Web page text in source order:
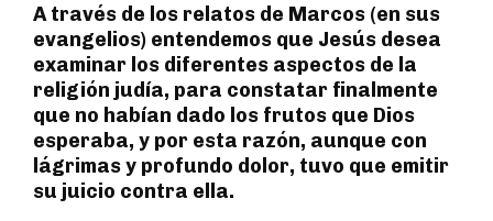
A través de los relatos de Marcos (en sus
evangelios) entendemos que Jesús desea
examinar los diferentes aspectos de la
religión judía, para constatar finalmente
que no habían dado los frutos que Dios
esperaba, y por esta razón, aunque con
lágrimas y profundo dolor, tuvo que emitir
su juicio contra ella.